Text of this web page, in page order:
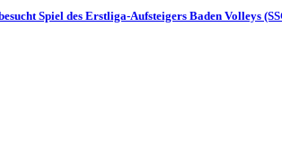
Spiel des Erstliga-Aufsteigers Baden Volleys